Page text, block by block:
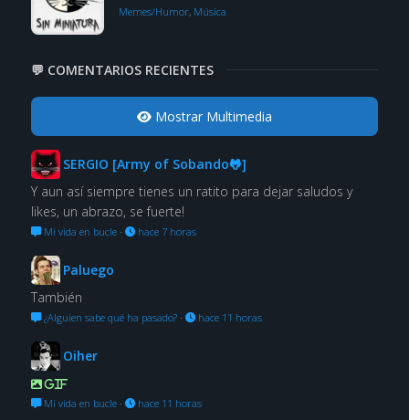
Memes/Humor, Música
💬 COMENTARIOS RECIENTES
Mostrar Multimedia
SERGIO [Army of Sobando🐸]
Y aun así siempre tienes un ratito para dejar saludos y
likes, un abrazo, se fuerte!
Mi vida en bucle· hace 7 horas
Paluego
También
¿Alguien sabe qué ha pasado?· hace 11 horas
Oiher
GIF
Mi vida en bucle· hace 11 horas